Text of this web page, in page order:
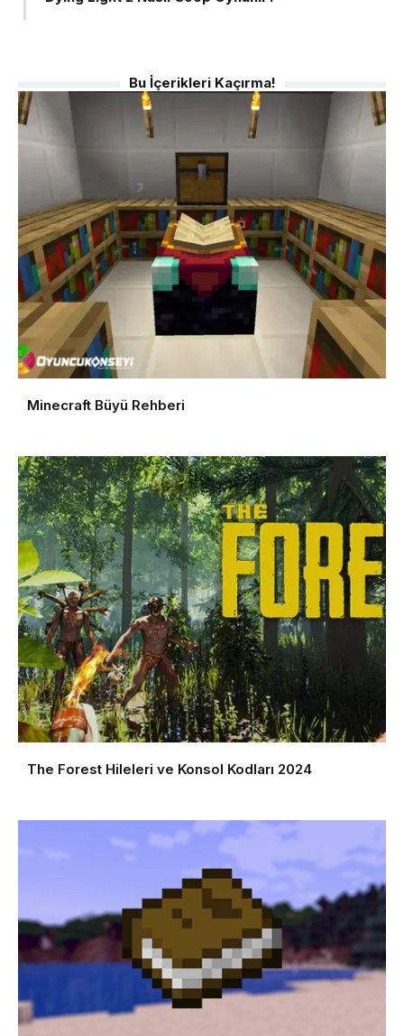
Bu İçerikleri Kaçırma!
Minecraft Büyü Rehberi
The Forest Hileleri ve Konsol Kodları 2024